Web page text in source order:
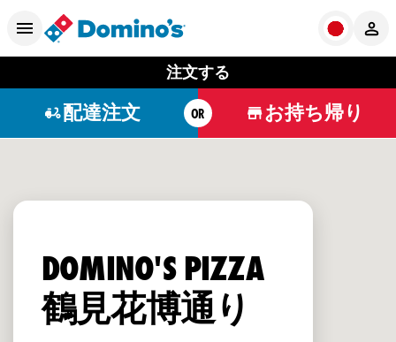
注文する
配達注文 OR お持ち帰り
DOMINO'S PIZZA
鶴見花博通り